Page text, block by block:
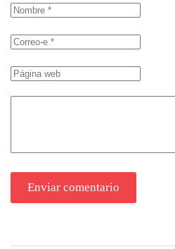
Enviar comentario